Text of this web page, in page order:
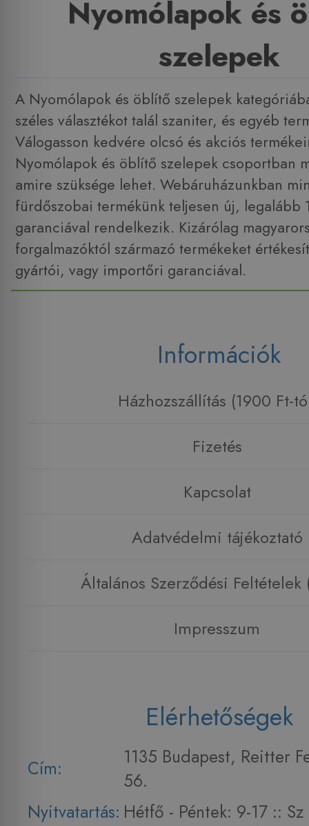
Nyomólapok és
szelepek
A Nyomólapok és öblítő szelepek
széles választékot talál szaniter, és egyéb
Válogasson kedvére olcsó és akciós
Nyomólapok és öblítő szelepek csoportban
amire szüksége lehet. Webáruházunkban
fürdőszobai termékünk teljesen új, legalább
garanciával rendelkezik. Kizárólag
forgalmazóktól származó termékeket
gyártói, vagy importőri garanciával.
Információk
Házhozszállítás (1900 Ft-
Fizetés
Kapcsolat
Adatvédelmi tájékoztató
Általános Szerződési Feltételek
Impresszum
Elérhetőségek
Cím:
1135 Budapest, Reitter
56.
Nyitvatartás: Hétfő - Péntek: 9-17 :: Sz